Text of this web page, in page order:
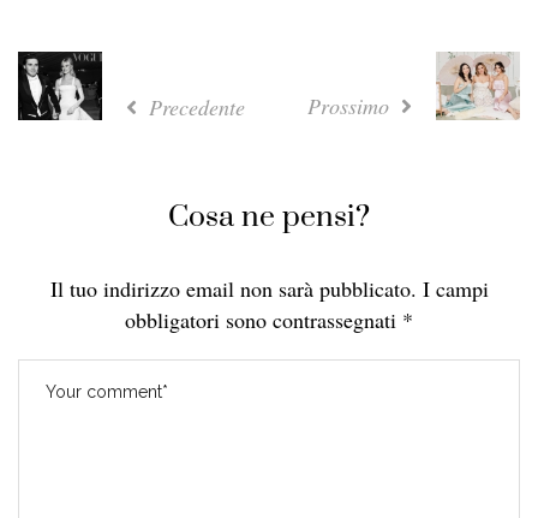
Precedente Prossimo
Cosa ne pensi?
Il tuo indirizzo email non sarà pubblicato. I campi
obbligatori sono contrassegnati *